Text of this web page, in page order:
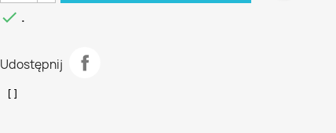
 .
Udostępnij